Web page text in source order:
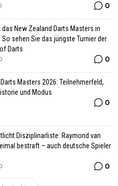
0
das New Zealand Darts Masters in
So sehen Sie das jüngste Turnier der
Darts
0
Masters 2026: Teilnehmerfeld,
und Modus
0
Disziplinarliste: Raymond van
bestraft – auch deutsche Spieler
0